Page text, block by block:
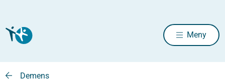
Meny
Demens